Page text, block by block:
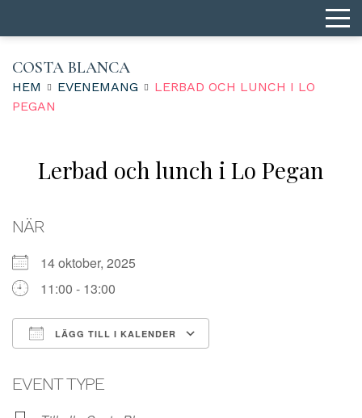
COSTA BLANCA
HEM EVENEMANG
LERBAD OCH LUNCH I LO
PEGAN
Lerbad och lunch i Lo Pegan
NÄR
14 oktober, 2025
11:00 - 13:00
LÄGG TILL I KALENDER
EVENT TYPE